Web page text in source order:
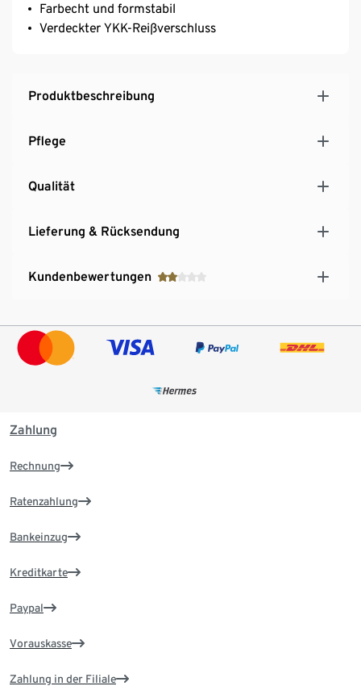
Farbecht und formstabil
Verdeckter YKK-Reißverschluss
Produktbeschreibung
Pflege
Qualität
Lieferung & Rücksendung
Kundenbewertungen
Zahlung
Rechnung
Ratenzahlung
Bankeinzug
Kreditkarte
Paypal
Vorauskasse
Zahlung in der Filiale